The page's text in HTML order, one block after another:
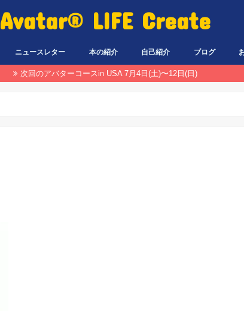
Avatar® LIFE Create
ニュースレター 本の紹介 自己紹介 ブログ
次回のアバターコースin USA 7月4日(土)〜12日(日)